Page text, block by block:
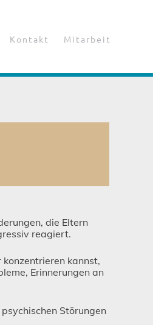
Kontakt Mitarbeit
die Eltern
reagiert.
kannst,
Erinnerungen an
Störungen